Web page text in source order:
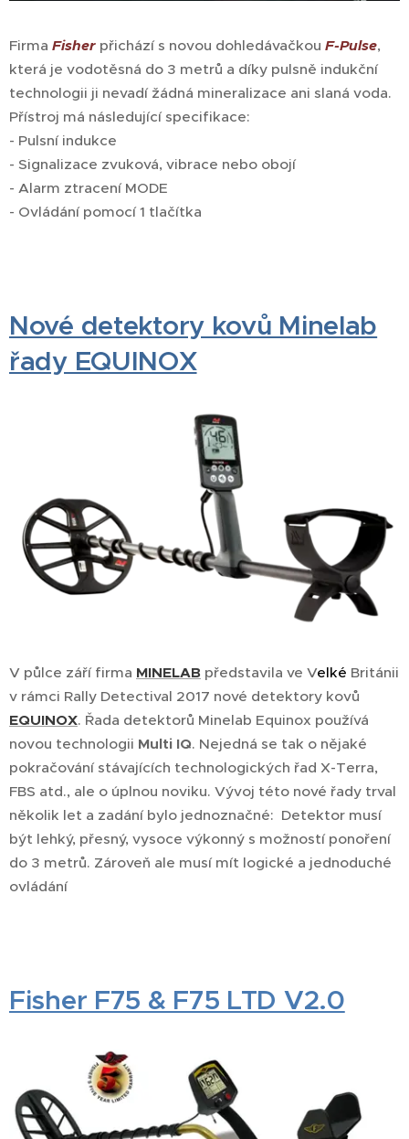
Firma Fisher přichází s novou dohledávačkou F-Pulse,
která je vodotěsná do 3 metrů a díky pulsně indukční
technologii ji nevadí žádná mineralizace ani slaná voda.
Přístroj má následující specifikace:
- Pulsní indukce
- Signalizace zvuková, vibrace nebo obojí
- Alarm ztracení MODE
- Ovládání pomocí 1 tlačítka
Nové detektory kovů Minelab
řady EQUINOX
V půlce září firma MINELAB představila ve Velké Británii
v rámci Rally Detectival 2017 nové detektory kovů
EQUINOX. Řada detektorů Minelab Equinox používá
novou technologii Multi IQ. Nejedná se tak o nějaké
pokračování stávajících technologických řad X-Terra,
FBS atd., ale o úplnou noviku. Vývoj této nové řady trval
několik let a zadání bylo jednoznačné: Detektor musí
být lehký, přesný, vysoce výkonný s možností ponoření
do 3 metrů. Zároveň ale musí mít logické a jednoduché
ovládání
Fisher F75 & F75 LTD V2.0